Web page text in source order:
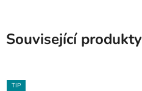
Související produkty
TIP